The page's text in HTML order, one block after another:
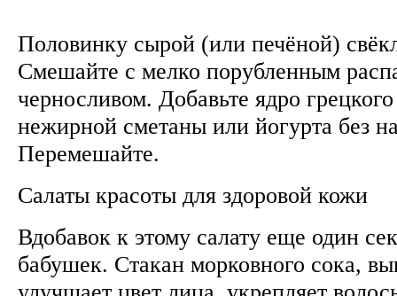
Половинку сырой (или печёной)
Смешайте с мелко порубленным
черносливом. Добавьте ядро
нежирной сметаны или йогурта без
Перемешайте.
Салаты красоты для здоровой кожи
Вдобавок к этому салату еще один
бабушек. Стакан морковного сока,